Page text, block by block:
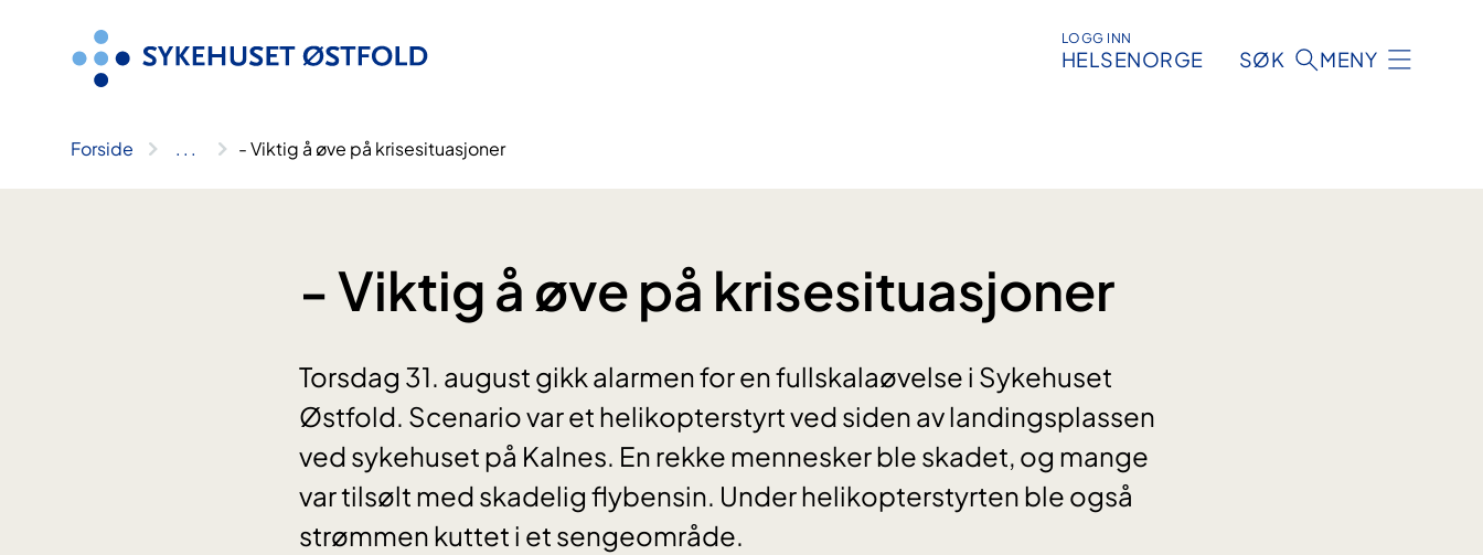
LOGG INN
HELSENORGE SØK MENY
Forside .. . - Viktig å øve på krisesituasjoner
- Viktig å øve på krisesituasjoner
Torsdag 31. august gikk alarmen for en fullskalaøvelse i Sykehuset
Østfold. Scenario var et helikopterstyrt ved siden av landingsplassen
ved sykehuset på Kalnes. En rekke mennesker ble skadet, og mange
var tilsølt med skadelig flybensin. Under helikopterstyrten ble også
strømmen kuttet i et sengeområde.